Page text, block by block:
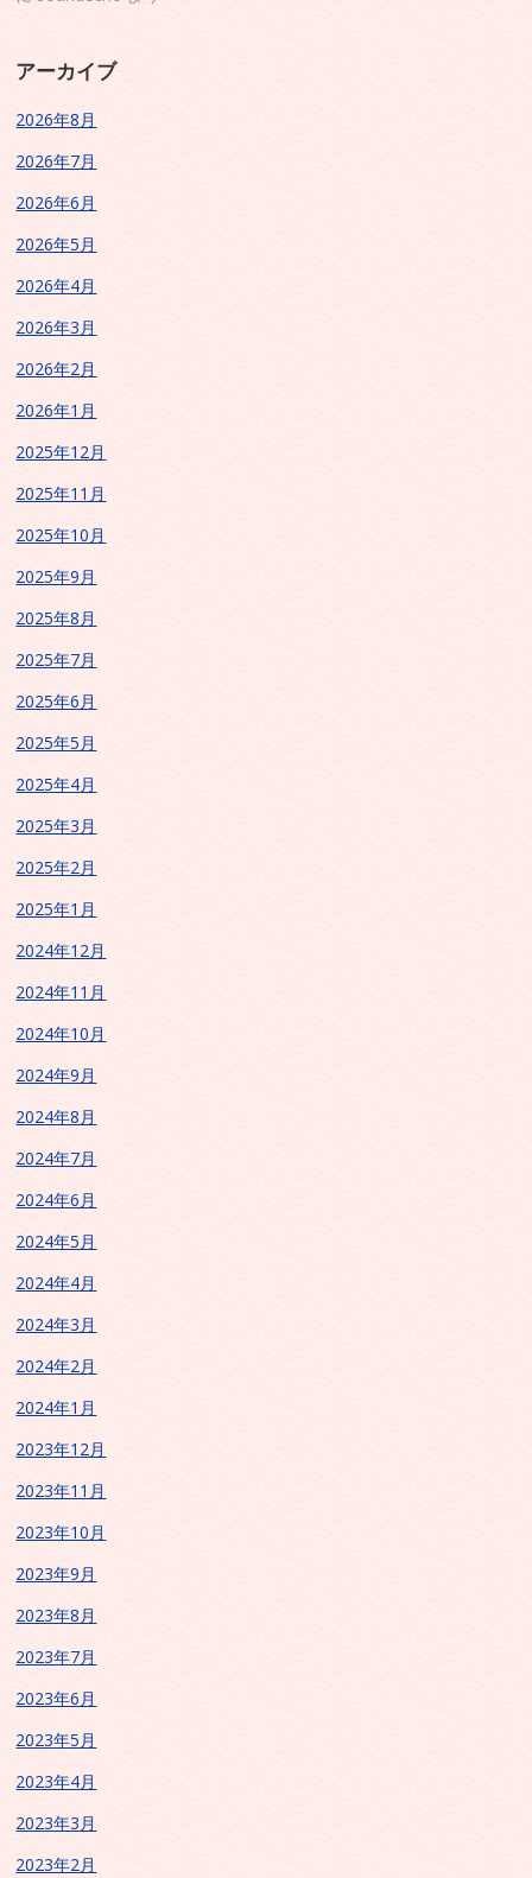
アーカイブ
2026年8月
2026年7月
2026年6月
2026年5月
2026年4月
2026年3月
2026年2月
2026年1月
2025年12月
2025年11月
2025年10月
2025年9月
2025年8月
2025年7月
2025年6月
2025年5月
2025年4月
2025年3月
2025年2月
2025年1月
2024年12月
2024年11月
2024年10月
2024年9月
2024年8月
2024年7月
2024年6月
2024年5月
2024年4月
2024年3月
2024年2月
2024年1月
2023年12月
2023年11月
2023年10月
2023年9月
2023年8月
2023年7月
2023年6月
2023年5月
2023年4月
2023年3月
2023年2月